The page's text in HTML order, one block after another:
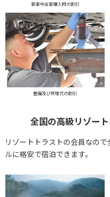
新車中古車購入時の割引
整備及び修理代の割引
全国の高級リゾー
リゾートトラストの会員なの
ルに格安で宿泊できます。